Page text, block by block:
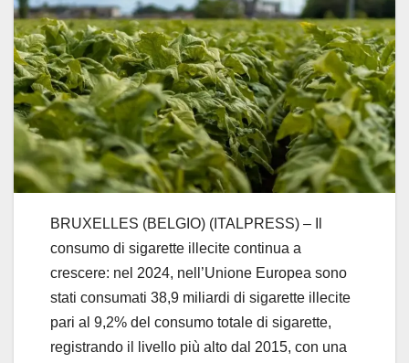
BRUXELLES (BELGIO) (ITALPRESS) – Il
consumo di sigarette illecite continua a
crescere: nel 2024, nell’Unione Europea sono
stati consumati 38,9 miliardi di sigarette illecite
pari al 9,2% del consumo totale di sigarette,
registrando il livello più alto dal 2015, con una